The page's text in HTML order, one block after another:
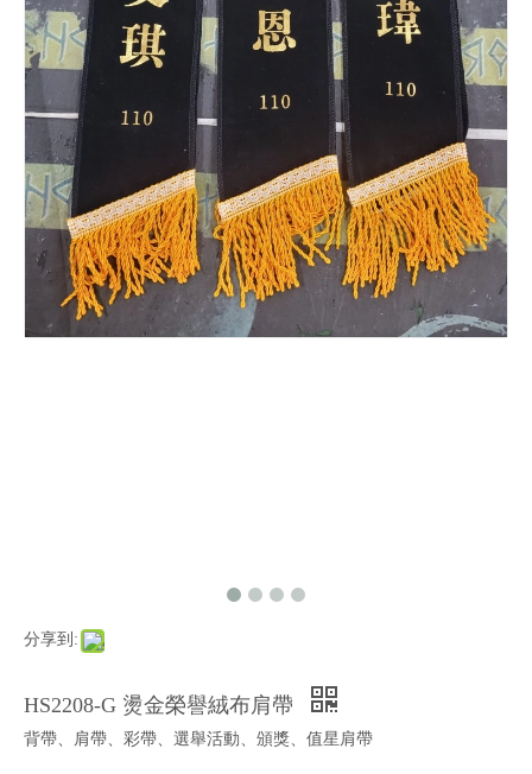
分享到:
HS2208-G 燙金榮譽絨布肩帶
背帶、肩帶、彩帶、選舉活動、頒獎、值星肩帶